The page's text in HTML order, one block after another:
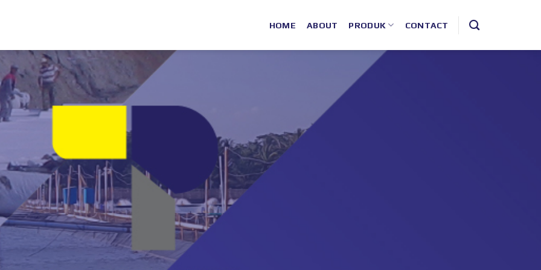
HOME ABOUT PRODUK CONTACT